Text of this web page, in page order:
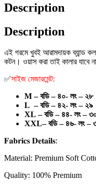
Description
Description
এই গরমে খুবই আরামদায়ক ব্যান্ড
কটন। ওয়াস করা তাই কালার যাবে
✅সাইজ মেজারমেন্ট:
M – বডি – ৪০- লং – ২৮
L – বডি – ৪২- লং – ২৯
XL – বডি – ৪৪- লং –
XXL– বডি – ৪৬- লং –
𝐅𝐚𝐛𝐫𝐢𝐜𝐬 𝐃𝐞𝐭𝐚𝐢𝐥𝐬:
Material: Premium Soft
Quality: 100% Premium